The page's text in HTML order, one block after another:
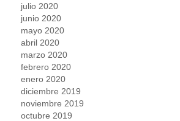
julio 2020
junio 2020
mayo 2020
abril 2020
marzo 2020
febrero 2020
enero 2020
diciembre 2019
noviembre 2019
octubre 2019